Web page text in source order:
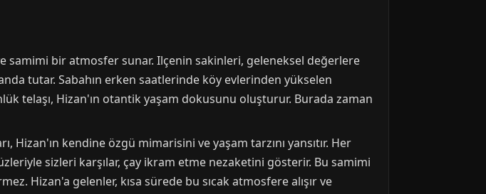
samimi bir atmosfer sunar. Ilçenin sakinleri, geleneksel değerlere
tutar. Sabahın erken saatlerinde köy evlerinden yükselen
telaşı, Hizan'ın otantik yaşam dokusunu oluşturur. Burada zaman
kendine özgü mimarisini ve yaşam tarzını yansıtır. Her
sizleri karşılar, çay ikram etme nezaketini gösterir. Bu samimi
Hizan'a gelenler, kısa sürede bu sıcak atmosfere alışır ve